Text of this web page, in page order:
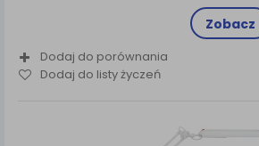
Zobacz
Dodaj do porównania
Dodaj do listy życzeń